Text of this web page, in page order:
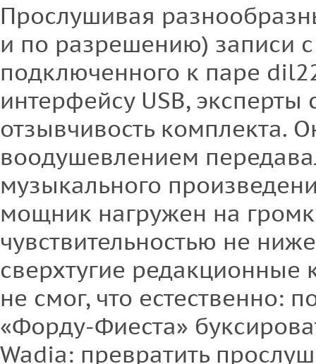
Прослушивая
и по разрешению) записи
подключенного к паре
интерфейсу USB,
отзывчивость комплекта.
воодушевлением
музыкального
мощник нагружен на
чувствительностью не
сверхтугие редакционные
не смог, что естественно:
«Форду-Фиеста»
Wadia: превратить